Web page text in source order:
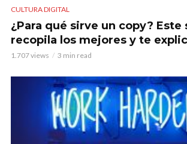
CULTURA DIGITAL
¿Para qué sirve un copy?
recopila los mejores y te
1.707 views 3 min read